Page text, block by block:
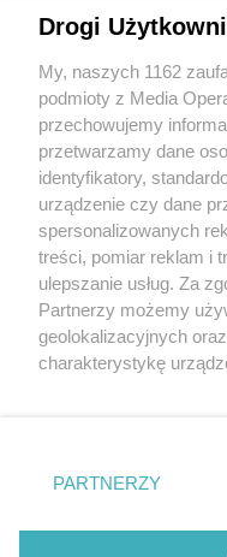
kalwaryjskich
1 / 8
Wydawca mediów
Nie zapomnij
zapoznać się z:
polityką
Twojemiasto
Piekary Śląskie
Chorzów
Tarnowskie Góry
Gliwice
Drogi
My, naszych 1162
podmioty z Media
przechowujemy
przetwarzamy dane
identyfikatory,
urządzenie czy dane
spersonalizowanych
treści, pomiar reklam i
ulepszanie usług. Za
Partnerzy możemy
geolokalizacyjnych
charakterystykę
zmienić/wycofać
znajdujący się w
rodzaje przetwarzania
użytkownika, ale masz
PARTNERZY